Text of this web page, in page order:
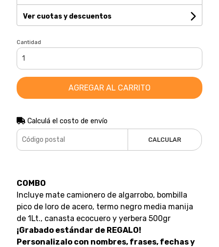
Ver cuotas y descuentos
Cantidad
AGREGAR AL CARRITO
Calculá el costo de envío
CALCULAR
COMBO
Incluye mate camionero de algarrobo, bombilla
pico de loro de acero, termo negro media manija
de 1Lt., canasta ecocuero y yerbera 500gr
¡Grabado estándar de REGALO!
Personalizalo con nombres, frases, fechas y